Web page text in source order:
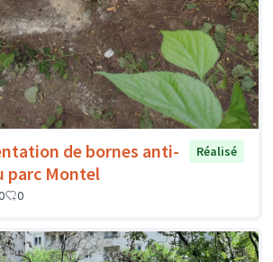
de bornes anti-
parc Montel
Réalisé
0